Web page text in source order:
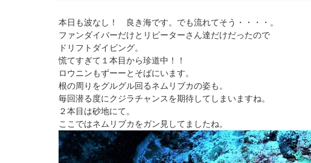
本日も波なし！ 良き海です。でも流れてそう・・・・。
ファンダイバーだけとリピーターさん達だけだったので
ドリフトダイビング。
慌てすぎて１本目から珍道中！！
ロウニンもずーーとそばにいます。
根の周りをグルグル回るネムリブカの姿も。
毎回潜る度にクジラチャンスを期待してしまいますね。
２本目は砂地にて。
ここではネムリブカをガン見してましたね。